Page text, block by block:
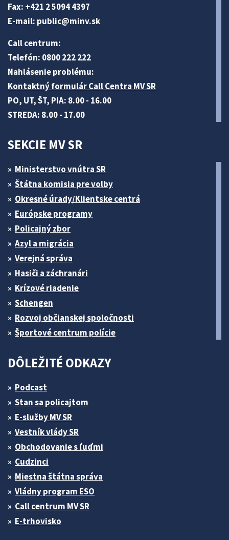
Fax: +421 2 5094 4397
E-mail: public@minv.sk
Call centrum:
Telefón: 0800 222 222
Nahlásenie problému:
Kontaktný formulár Call Centra MV SR
PO, UT, ŠT, PIA: 8.00 - 16.00
STREDA: 8.00 - 17.00
SEKCIE MV SR
Ministerstvo vnútra SR
Štátna komisia pre volby
Okresné úrady/Klientske centrá
Európske programy
Policajný zbor
Azyl a migrácia
Verejná správa
Hasiči a záchranári
Krízové riadenie
Schengen
Rozvoj občianskej spoločnosti
Športové centrum polície
DÔLEŽITÉ ODKAZY
Podcast
Stan sa policajtom
E-služby MV SR
Vestník vlády SR
Obchodovanie s ľuďmi
Cudzinci
Miestna štátna správa
Vládny program ESO
Call centrum MV SR
E-trhovisko